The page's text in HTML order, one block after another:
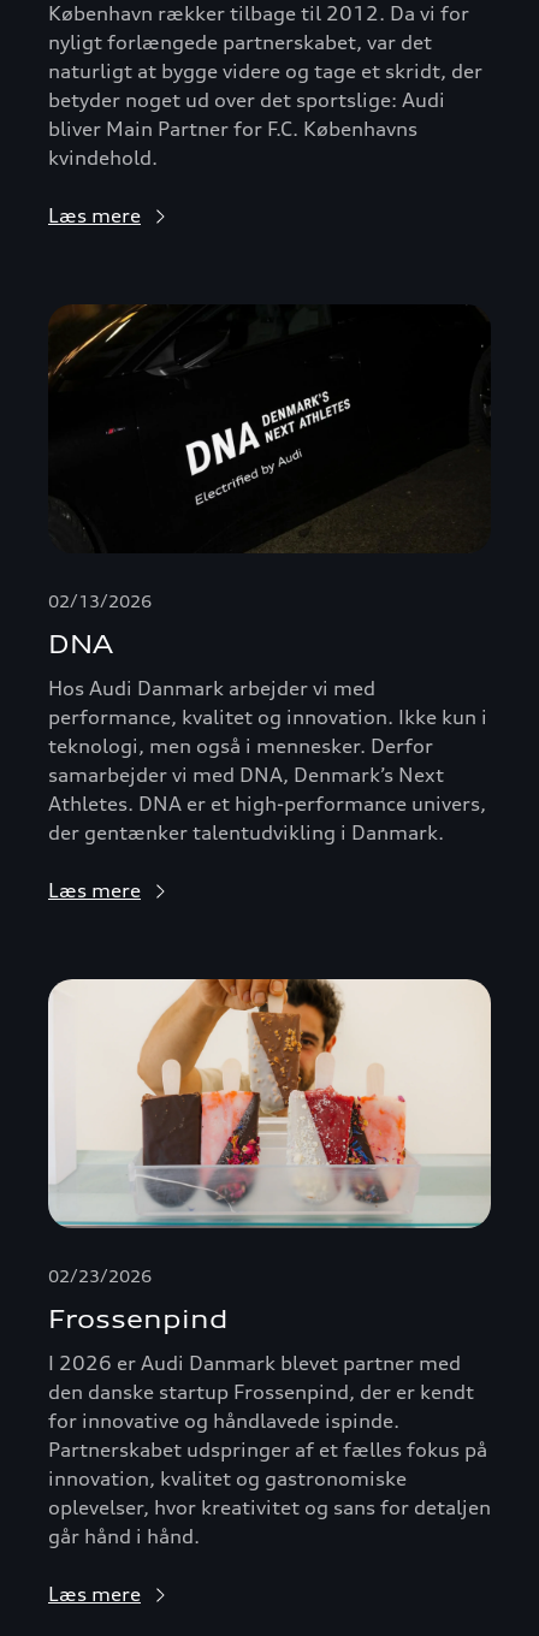
København rækker tilbage til 2012. Da vi for
nyligt forlængede partnerskabet, var det
naturligt at bygge videre og tage et skridt, der
betyder noget ud over det sportslige: Audi
bliver Main Partner for F.C. Københavns
kvindehold.
Læs mere
02/13/2026
DNA
Hos Audi Danmark arbejder vi med
performance, kvalitet og innovation. Ikke kun i
teknologi, men også i mennesker. Derfor
samarbejder vi med DNA, Denmark’s Next
Athletes. DNA er et high-performance univers,
der gentænker talentudvikling i Danmark.
Læs mere
02/23/2026
Frossenpind
I 2026 er Audi Danmark blevet partner med
den danske startup Frossenpind, der er kendt
for innovative og håndlavede ispinde.
Partnerskabet udspringer af et fælles fokus på
innovation, kvalitet og gastronomiske
oplevelser, hvor kreativitet og sans for detaljen
går hånd i hånd.
Læs mere